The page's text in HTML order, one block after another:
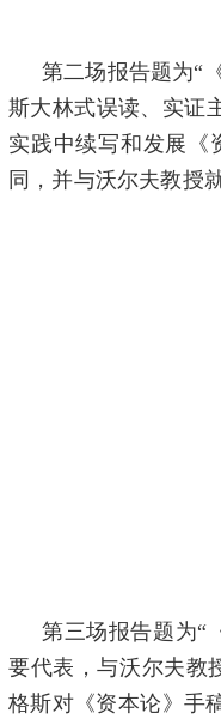
第二场报告题为“
斯大林式误读、实证
实践中续写和发展《
同，并与沃尔夫教授
第三场报告题为“
要代表，与沃尔夫教
格斯对《资本论》手